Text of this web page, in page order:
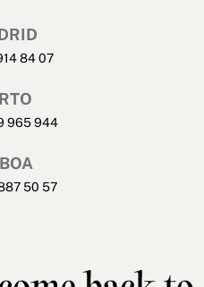
84 07
965 944
50 57